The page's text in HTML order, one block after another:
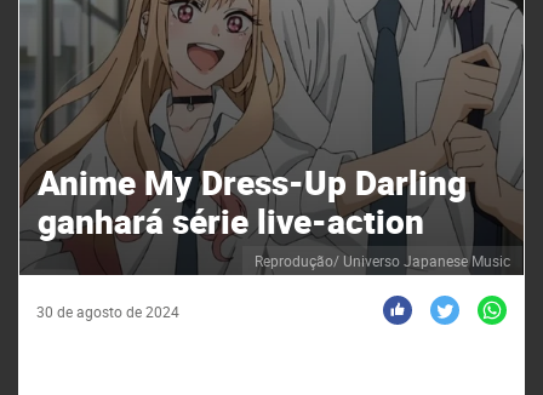
Reprodução/ Universo Japanese Music
Anime My Dress-Up Darling
ganhará série live-action
30 de agosto de 2024